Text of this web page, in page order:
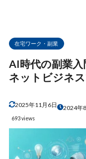
在宅ワーク・副業
AI時代の副業
ネットビジネ
2025年11月6日 2024年
693 views